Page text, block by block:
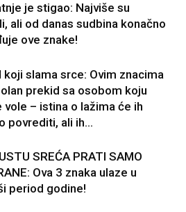
je stigao: Najviše su
ali od danas sudbina konačno
ove znake!
koji slama srce: Ovim znacima
prekid sa osobom koju
vole – istina o lažima će ih
povrediti, ali ih...
SREĆA PRATI SAMO
Ova 3 znaka ulaze u
period godine!